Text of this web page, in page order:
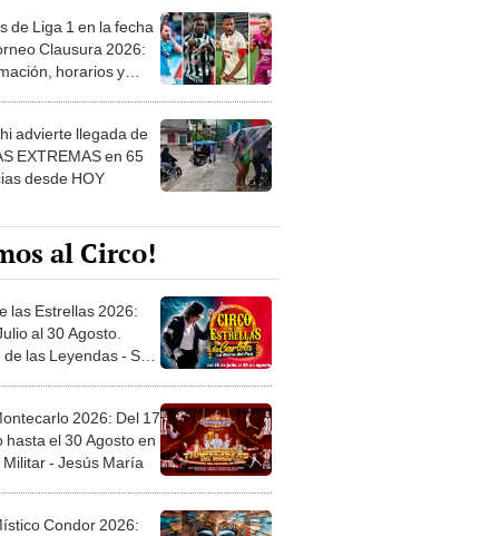
de Liga 1 en la fecha
Clausura 2026:
horarios y
advierte llegada de
EXTREMAS en 65
desde HOY
al Circo!
las Estrellas 2026:
al 30 Agosto.
las Leyendas - San
2026: Del 17
hasta el 30 Agosto en
- Jesús María
Condor 2026: